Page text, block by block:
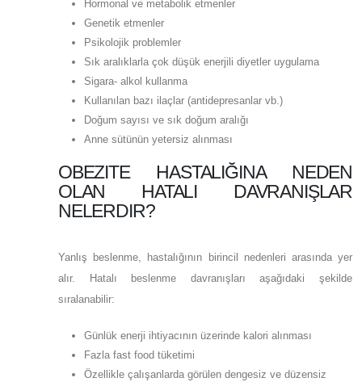
Hormonal ve metabolik etmenler
Genetik etmenler
Psikolojik problemler
Sık aralıklarla çok düşük enerjili diyetler uygulama
Sigara- alkol kullanma
Kullanılan bazı ilaçlar (antidepresanlar vb.)
Doğum sayısı ve sık doğum aralığı
Anne sütünün yetersiz alınması
OBEZITE HASTALIĞINA NEDEN
OLAN HATALI DAVRANIŞLAR
NELERDIR?
Yanlış beslenme, hastalığının birincil nedenleri arasında yer
alır. Hatalı beslenme davranışları aşağıdaki şekilde
sıralanabilir:
Günlük enerji ihtiyacının üzerinde kalori alınması
Fazla fast food tüketimi
Özellikle çalışanlarda görülen dengesiz ve düzensiz